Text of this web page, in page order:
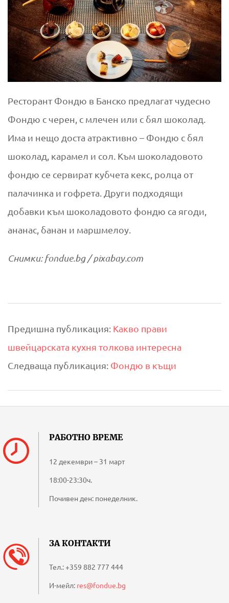
Ресторант Фондю в Банско предлагат чудесно
Фондю с черен, с млечен или с бял шоколад.
Има и нещо доста атрактивно – Фондю с бял
шоколад, карамел и сол. Към шоколадовото
фондю се сервират кубчета кекс, ролца от
палачинка и гофрета. Други подходящи
добавки към шоколадовото фондю са ягоди,
ананас, банан и маршмелоу.
Снимки: fondue.bg / pixabay.com
08-
02
Предишна публикация: Какво прави
швейцарската кухня толкова интересна
Следваща публикация: Фондю в къщи
РАБОТНО ВРЕМЕ
12 декември – 31 март
18:00-23:30ч.
Почивен ден: понеделник.
ЗА КОНТАКТИ
Тел.:+359 882 777 444
И-мейл: res@fondue.bg